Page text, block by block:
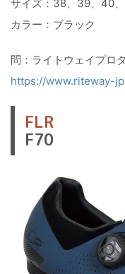
サイズ：38、39、40
カラー：ブラック
問：ライトウェイプロ
https://www.riteway-
FLR
F70